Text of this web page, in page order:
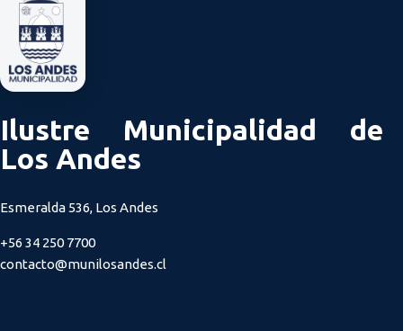
Ilustre Municipalidad de
Los Andes
Esmeralda 536, Los Andes
+56 34 250 7700
contacto@munilosandes.cl